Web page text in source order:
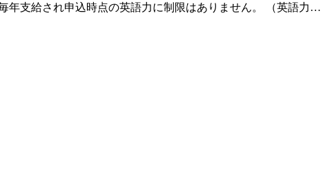
年支給され申込時点の英語力に制限はありません。 （英語力…